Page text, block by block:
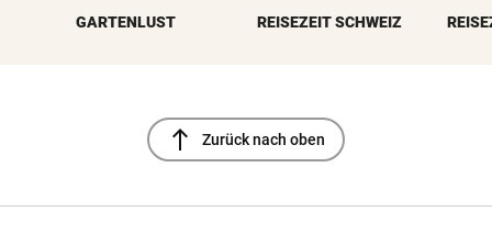
GARTENLUST REISEZEIT SCHWEIZ
north Zurück nach oben